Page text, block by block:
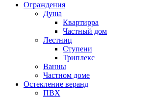
Ограждения
Душа
Квартирра
Частный дом
Лестниц
Ступени
Триплекс
Ванны
Частном доме
Остекление веранд
ПВХ